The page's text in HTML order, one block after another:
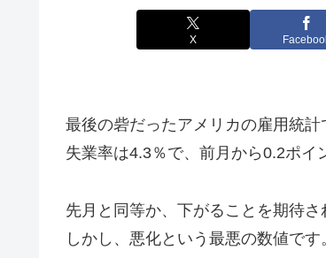
X
最後の砦だったアメリカの雇用統計
失業率は4.3％で、前月から0.2ポイ
先月と同等か、下がることを期待さ
しかし、悪化という最悪の数値です